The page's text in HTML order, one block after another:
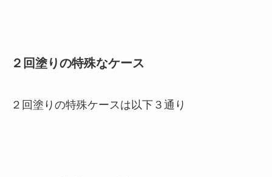
２回塗りの特殊なケース
２回塗りの特殊ケースは以下３通り